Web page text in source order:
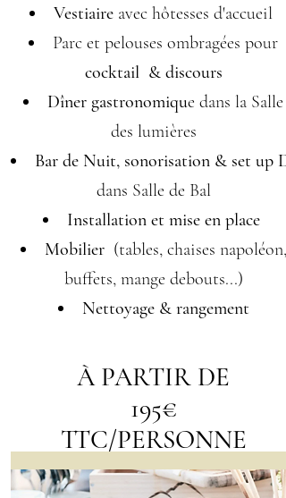
Vestiaire avec hôtesses d'accueil
Parc et pelouses ombragées pour
cocktail & discours
Dîner gastronomique dans la Salle
des lumières
Bar de Nuit, sonorisation & set up DJ
dans Salle de Bal
Installation et mise en place
Mobilier(tables, chaises napoléon,
buffets, mange debouts...)
Nettoyage & rangement
À PARTIR DE
195€
TTC/PERSONNE